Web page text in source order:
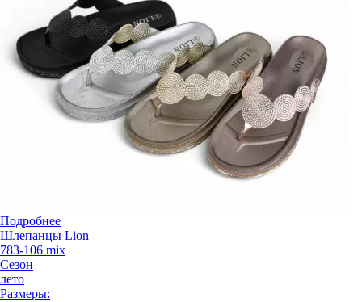
Подробнее
Шлепанцы Lion
783-106 mix
Сезон
лето
Размеры: